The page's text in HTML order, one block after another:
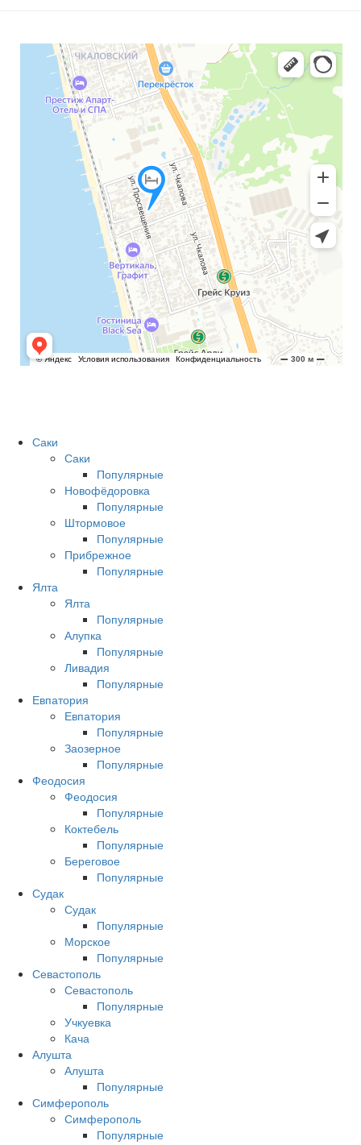
Саки
Саки
Популярные
Новофёдоровка
Популярные
Штормовое
Популярные
Прибрежное
Популярные
Ялта
Ялта
Популярные
Алупка
Популярные
Ливадия
Популярные
Евпатория
Евпатория
Популярные
Заозерное
Популярные
Феодосия
Феодосия
Популярные
Коктебель
Популярные
Береговое
Популярные
Судак
Судак
Популярные
Морское
Популярные
Севастополь
Севастополь
Популярные
Учкуевка
Кача
Алушта
Алушта
Популярные
Симферополь
Симферополь
Популярные